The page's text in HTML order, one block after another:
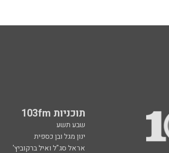
תוכניות 103fm
שבע תשע
ינון מגל ובן כספית
אראל סג"ל ואיל ברקוביץ'